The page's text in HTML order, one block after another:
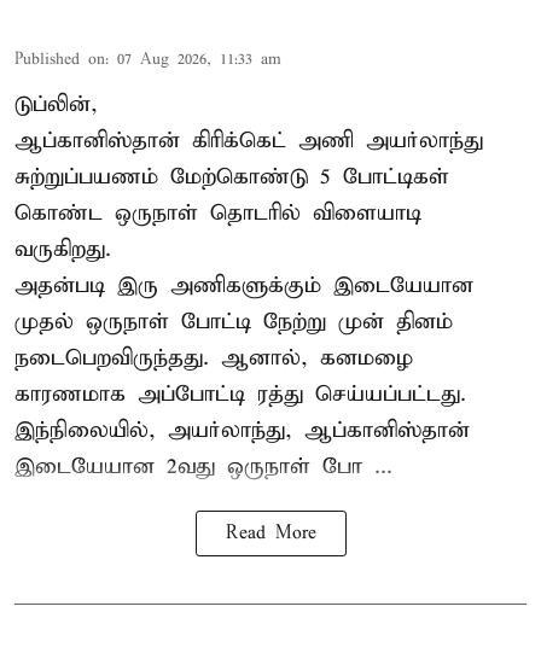
Published on: 07 Aug 2026, 11:33 am
டுப்லின்,
ஆப்கானிஸ்தான் கிரிக்கெட் அணி அயர்லாந்து
சுற்றுப்பயணம் மேற்கொண்டு 5 போட்டிகள்
கொண்ட ஒருநாள் தொடரில் விளையாடி
வருகிறது.
அதன்படி இரு அணிகளுக்கும் இடையேயான
முதல் ஒருநாள் போட்டி நேற்று முன் தினம்
நடைபெறவிருந்தது. ஆனால், கனமழை
காரணமாக அப்போட்டி ரத்து செய்யப்பட்டது.
இந்நிலையில், அயர்லாந்து, ஆப்கானிஸ்தான்
இடையேயான 2வது ஒருநாள் போ ...
Read More